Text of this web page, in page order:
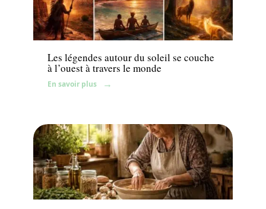
Actu
Les légendes autour du soleil se couche
à l’ouest à travers le monde
En savoir plus
Jardin